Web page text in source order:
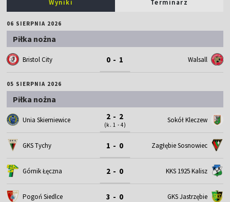
Wyniki Terminarz
06 SIERPNIA 2026
Piłka nożna
Bristol City 0 - 1 Walsall
05 SIERPNIA 2026
Piłka nożna
Unia Skierniewice 2 - 2
(k. 1 - 4)
Sokół Kleczew
GKS Tychy 1 - 0 Zagłębie Sosnowiec
Górnik Łęczna 2 - 0 KKS 1925 Kalisz
Pogoń Siedlce 3 - 0 GKS Jastrzębie